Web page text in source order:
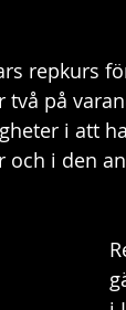
repkurs
på
i att
i den